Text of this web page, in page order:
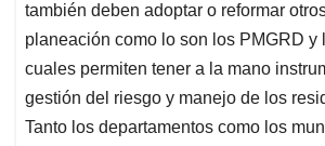
también deben adoptar o reformar
planeación como lo son los PMGRD y
cuales permiten tener a la mano
gestión del riesgo y manejo de los
Tanto los departamentos como los